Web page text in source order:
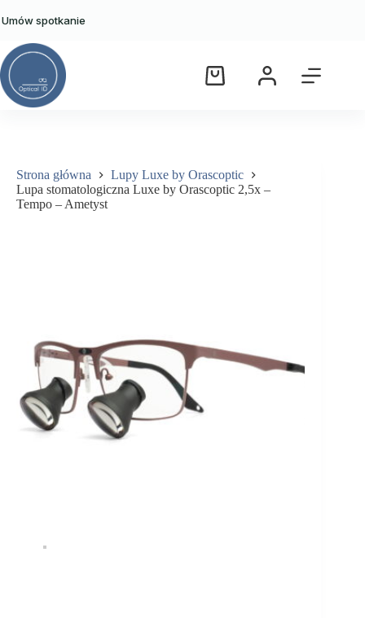
do
6,000.00
ma
Umów spotkanie
Koszyk
Strona główna
Lupy Luxe by Orascoptic
Lupa stomatologiczna Luxe by Orascoptic 2,5x –
Tempo – Ametyst